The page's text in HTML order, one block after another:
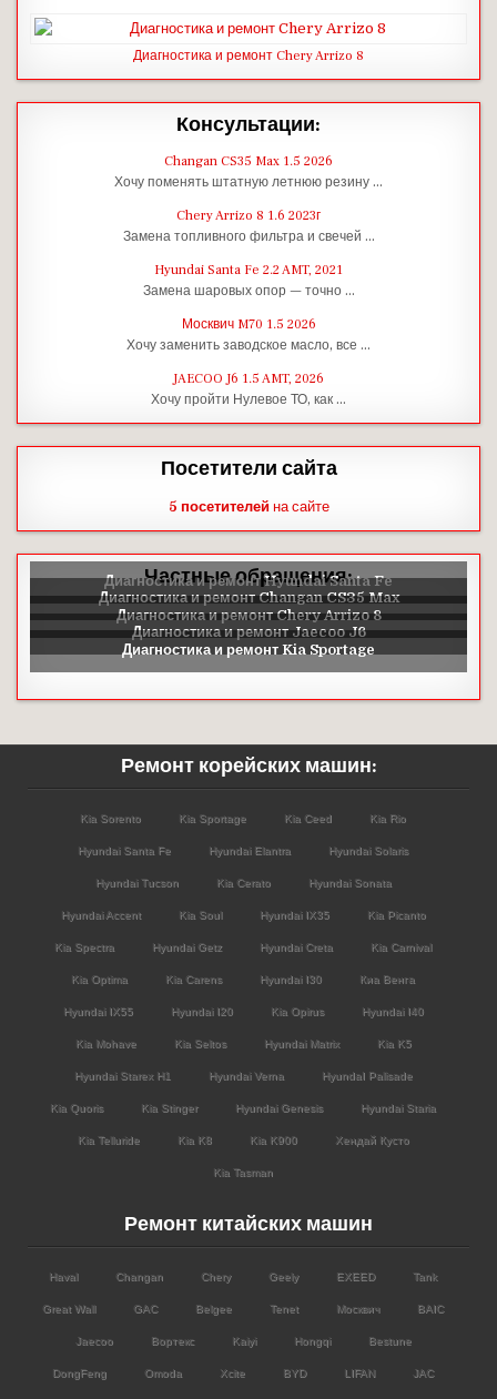
Диагностика и ремонт Chery Arrizo 8
Консультации:
Changan CS35 Max 1.5 2026
Хочу поменять штатную летнюю резину …
Chery Arrizo 8 1.6 2023г
Замена топливного фильтра и свечей …
Hyundai Santa Fe 2.2 AMT, 2021
Замена шаровых опор — точно …
Москвич M70 1.5 2026
Хочу заменить заводское масло, все …
JAECOO J6 1.5 AMT, 2026
Хочу пройти Нулевое ТО, как …
Посетители сайта
5 посетителейна сайте
Частные обращения:
Ремонт корейских машин:
Kia Sorento Kia Sportage Kia Ceed Kia Rio
Hyundai Santa Fe Hyundai Elantra Hyundai Solaris
Hyundai Tucson Kia Cerato Hyundai Sonata
Hyundai Accent Kia Soul Hyundai IX35 Kia Picanto
Kia Spectra Hyundai Getz Hyundai Creta Kia Carnival
Kia Optima Kia Carens Hyundai I30 Киа Венга
Hyundai IX55 Hyundai I20 Kia Opirus Hyundai I40
Kia Mohave Kia Seltos Hyundai Matrix Kia K5
Hyundai Starex H1 Hyundai Verna HyundaI Palisade
Kia Quoris Kia Stinger Hyundai Genesis Hyundai Staria
Kia Telluride Kia K8 Kia K900 Хендай Кусто
Kia Tasman
Ремонт китайских машин
Haval Changan Chery Geely EXEED Tank
Great Wall GAC Belgee Tenet Москвич BAIC
Jaecoo Вортекс Kaiyi Hongqi Bestune
DongFeng Omoda Xcite BYD LIFAN JAC